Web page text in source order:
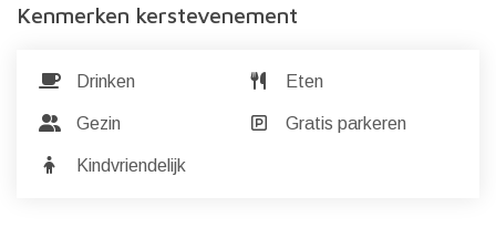
Kenmerken kerstevenement
Drinken Eten
Gezin Gratis parkeren
Kindvriendelijk